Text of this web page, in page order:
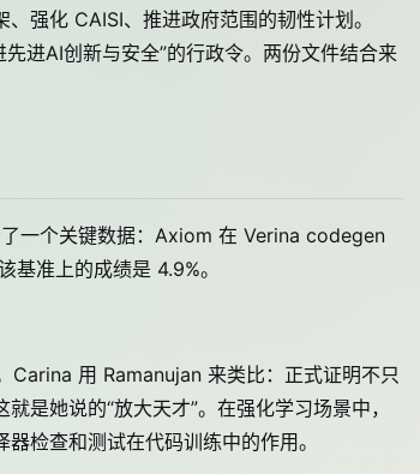
强化 CAISI、推进政府范围的韧性计划。
进AI创新与安全”的行政令。两份文件结合来
一个关键数据：Axiom 在 Verina codegen
准上的成绩是 4.9%。
用 Ramanujan 来类比：正式证明不只
是她说的“放大天才”。在强化学习场景中，
检查和测试在代码训练中的作用。